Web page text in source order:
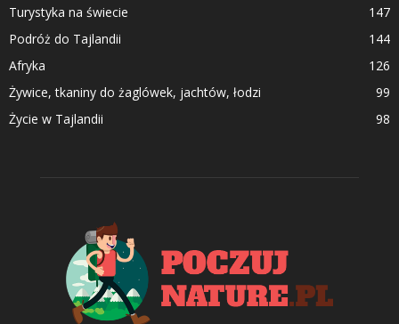
Turystyka na świecie
147
Podróż do Tajlandii
144
Afryka
126
Żywice, tkaniny do żaglówek, jachtów, łodzi
99
Życie w Tajlandii
98